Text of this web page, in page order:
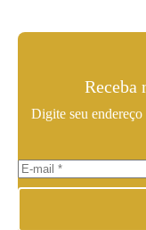
Receba
Digite seu endereço